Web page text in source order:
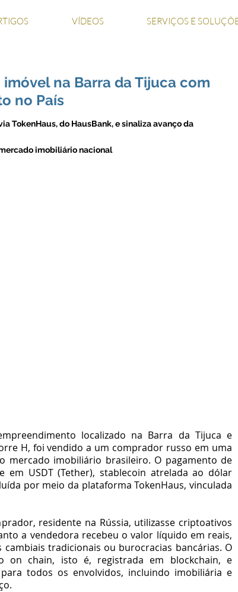
VÍDEOS SERVIÇOS E
na Barra da Tijuca com
no País
TokenHaus, do HausBank, e sinaliza avanço da
imobiliário nacional
localizado na Barra da Tijuca e
H, foi vendido a um comprador russo em uma
mercado imobiliário brasileiro. O pagamento de
em USDT (Tether), stablecoin atrelada ao dólar
por meio da plataforma TokenHaus, vinculada
residente na Rússia, utilizasse criptoativos
a vendedora recebeu o valor líquido em reais,
cambiais tradicionais ou burocracias bancárias. O
on chain, isto é, registrada em blockchain, e
todos os envolvidos, incluindo imobiliária e